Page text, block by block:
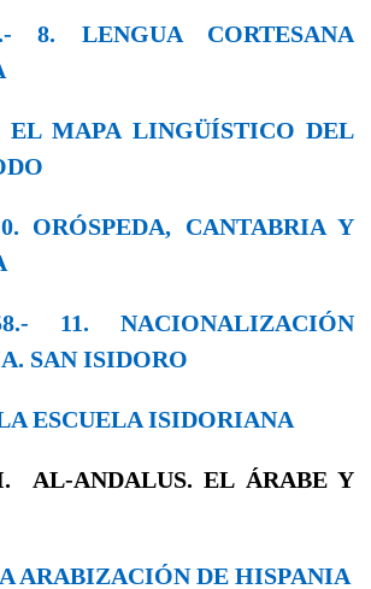
8. LENGUA CORTESANA
EL MAPA LINGÜÍSTICO DEL
ORÓSPEDA, CANTABRIA Y
11. NACIONALIZACIÓN
SAN ISIDORO
ESCUELA ISIDORIANA
AL-ANDALUS. EL ÁRABE Y
ARABIZACIÓN DE HISPANIA